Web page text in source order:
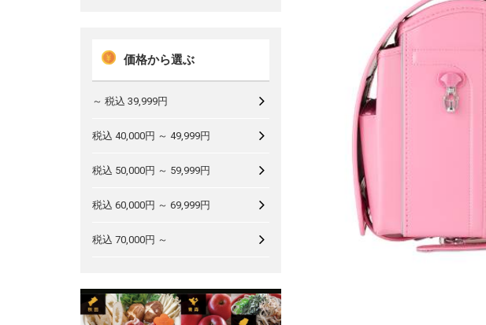
価格から選ぶ
～ 税込 39,999円
税込 40,000円 ～ 49,999円
税込 50,000円 ～ 59,999円
税込 60,000円 ～ 69,999円
税込 70,000円 ～